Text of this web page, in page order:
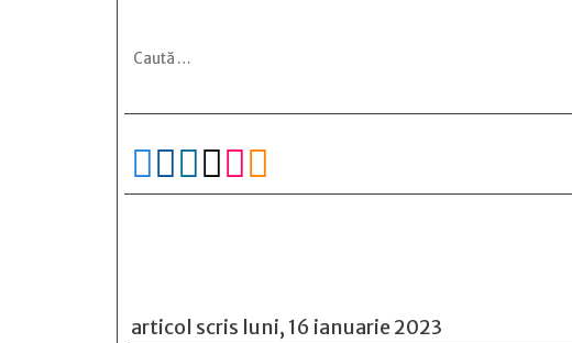

articol scris luni, 16 ianuarie 2023